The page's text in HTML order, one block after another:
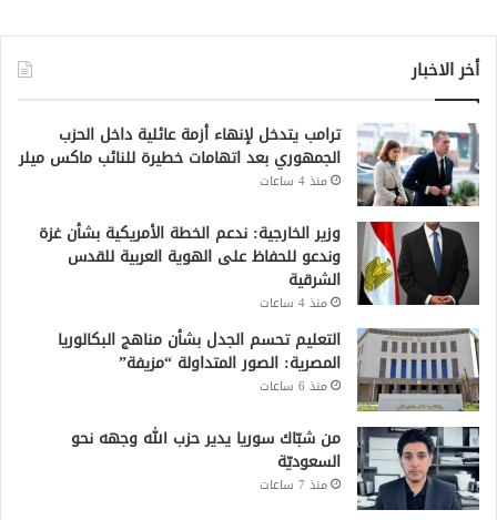
أخر الاخبار
ترامب يتدخل لإنهاء أزمة عائلية داخل الحزب
الجمهوري بعد اتهامات خطيرة للنائب ماكس ميلر
منذ 4 ساعات
وزير الخارجية: ندعم الخطة الأمريكية بشأن غزة
وندعو للحفاظ على الهوية العربية للقدس
الشرقية
منذ 4 ساعات
التعليم تحسم الجدل بشأن مناهج البكالوريا
المصرية: الصور المتداولة “مزيفة”
منذ 6 ساعات
من شبّاك سوريا يدير حزب الله وجهه نحو
السعوديّة
منذ 7 ساعات